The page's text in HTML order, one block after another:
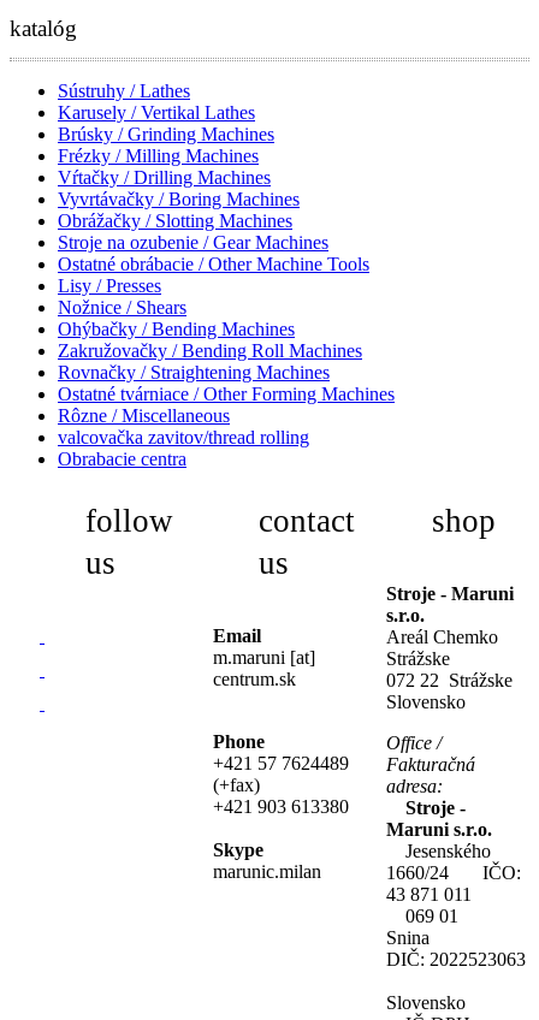
katalóg
Sústruhy / Lathes
Karusely / Vertikal Lathes
Brúsky / Grinding Machines
Frézky / Milling Machines
Vŕtačky / Drilling Machines
Vyvrtávačky / Boring Machines
Obrážačky / Slotting Machines
Stroje na ozubenie / Gear Machines
Ostatné obrábacie / Other Machine Tools
Lisy / Presses
Nožnice / Shears
Ohýbačky / Bending Machines
Zakružovačky / Bending Roll Machines
Rovnačky / Straightening Machines
Ostatné tvárniace / Other Forming Machines
Rôzne / Miscellaneous
valcovačka zavitov/thread rolling
Obrabacie centra
follow
us
contact
us
Email
m.maruni [at]
centrum.sk
Phone
+421 57 7624489
(+fax)
+421 903 613380
Skype
marunic.milan
shop
Stroje - Maruni
s.r.o.
Areál Chemko
Strážske
072 22 Strážske
Slovensko
Office /
Fakturačná
adresa:
Stroje -
Maruni s.r.o.
Jesenského
1660/24 IČO:
43 871 011
069 01
Snina
DIČ: 2022523063
Slovensko